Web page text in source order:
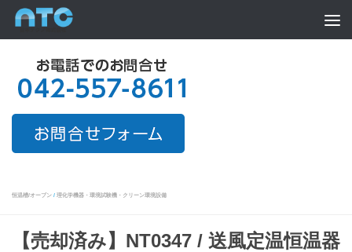
Skip to content
恒温槽/オーブン / 理化学機器・環境試験機・クリーン環境設備
【売却済み】NT0347 / 送風定温恒温器